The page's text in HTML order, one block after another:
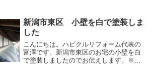
装前の屋根はけっこう錆びていますね。
このような屋根の形状は合...
新潟市東区 小壁を白で塗装しま
した
こんにちは。ハピクルリフォーム代表の
富澤です。新潟市東区のお宅の小壁を白
で塗装しましたのでお伝えします。※小